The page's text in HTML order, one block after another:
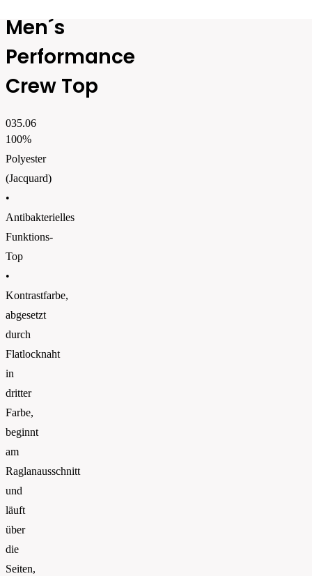
Men´s
Performance
Crew Top
035.06
100%
Polyester
(Jacquard)
•
Antibakterielles
Funktions-
Top
•
Kontrastfarbe,
abgesetzt
durch
Flatlocknaht
in
dritter
Farbe,
beginnt
am
Raglanausschnitt
und
läuft
über
die
Seiten,